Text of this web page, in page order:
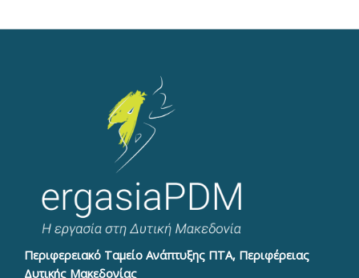
Περιφερειακό Ταμείο Ανάπτυξης ΠΤΑ, Περιφέρειας
Δυτικής Μακεδονίας